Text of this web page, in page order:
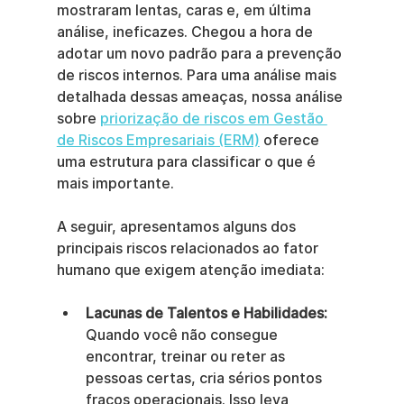
mostraram lentas, caras e, em última
análise, ineficazes. Chegou a hora de
adotar um novo padrão para a prevenção
de riscos internos. Para uma análise mais
detalhada dessas ameaças, nossa análise
sobre priorização de riscos em Gestão
de Riscos Empresariais (ERM) oferece
uma estrutura para classificar o que é
mais importante.
A seguir, apresentamos alguns dos
principais riscos relacionados ao fator
humano que exigem atenção imediata:
Lacunas de Talentos e Habilidades:
Quando você não consegue
encontrar, treinar ou reter as
pessoas certas, cria sérios pontos
fracos operacionais. Isso leva